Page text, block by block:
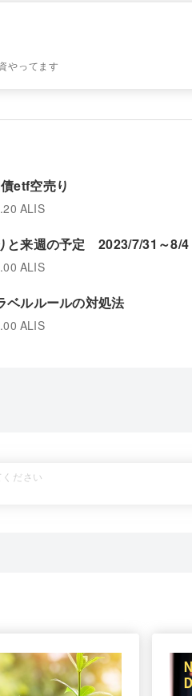
やってます
etf空売り
ALIS
と来週の予定 2023/7/31～8/4
ALIS
ベルルールの対処法
ALIS